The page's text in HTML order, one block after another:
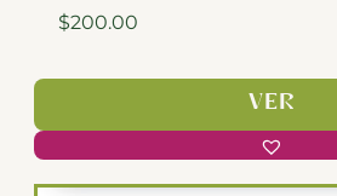
$200.00
VER